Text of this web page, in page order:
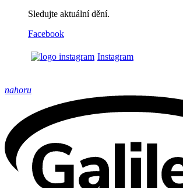
Sledujte aktuální dění.
Facebook
Instagram
nahoru